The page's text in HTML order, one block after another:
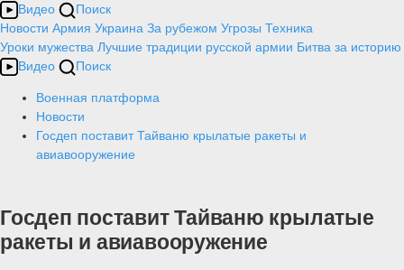
Видео
Поиск
Новости Армия Украина За рубежом Угрозы Техника
Уроки мужества Лучшие традиции русской армии Битва за историю
Видео
Поиск
Военная платформа
Новости
Госдеп поставит Тайваню крылатые ракеты и
авиавооружение
Госдеп поставит Тайваню крылатые
ракеты и авиавооружение